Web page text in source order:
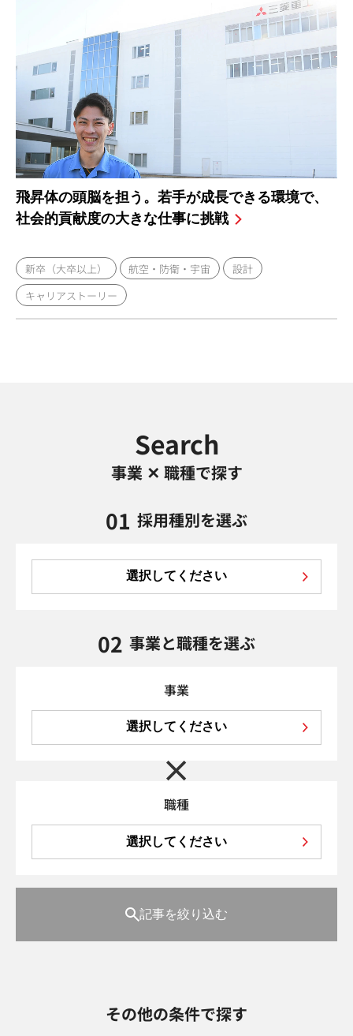
飛昇体の頭脳を担う。若手が成長できる環境で、
社会的貢献度の大きな仕事に挑戦
新卒（大卒以上） 航空・防衛・宇宙
設計
キャリアストーリー
Search
事業 ✕ 職種で探す
01 採用種別を選ぶ
選択してください
02 事業と職種を選ぶ
事業
選択してください
職種
選択してください
記事を絞り込む
その他の条件で探す